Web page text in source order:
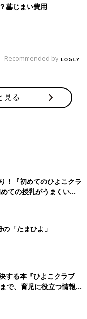
墓じまい費用
Recommended by
見る
！『初めてのひよこクラ
ての授乳がうまくい
と夏のトラブル 解決テ
「たまひよ」
する本『ひよこクラブ
で、育児に役立つ情報が